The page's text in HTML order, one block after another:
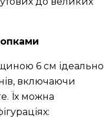
6 см ідеально
включаючи
Їх можна